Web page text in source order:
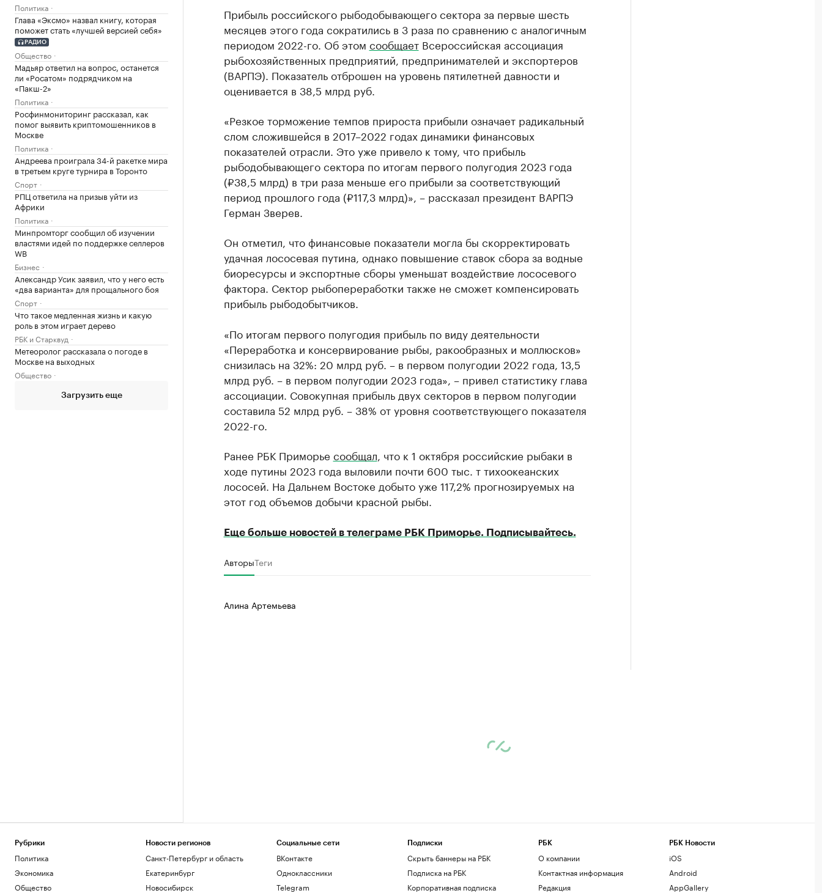
Политика
Глава «Эксмо» назвал книгу, которая
поможет стать «лучшей версией себя»
РАДИО
Общество
Мадьяр ответил на вопрос, останется
ли «Росатом» подрядчиком на
«Пакш-2»
Политика
Росфинмониторинг рассказал, как
помог выявить криптомошенников в
Москве
Политика
Андреева проиграла 34-й ракетке мира
в третьем круге турнира в Торонто
Спорт
РПЦ ответила на призыв уйти из
Африки
Политика
Минпромторг сообщил об изучении
властями идей по поддержке селлеров
WB
Бизнес
Александр Усик заявил, что у него есть
«два варианта» для прощального боя
Спорт
Что такое медленная жизнь и какую
роль в этом играет дерево
РБК и Старквуд
Метеоролог рассказала о погоде в
Москве на выходных
Общество
Загрузить еще
Прибыль российского рыбодобывающего сектора за первые шесть
месяцев этого года сократились в 3 раза по сравнению с аналогичным
периодом 2022-го. Об этом сообщаетВсероссийская ассоциация
рыбохозяйственных предприятий, предпринимателей и экспортеров
(ВАРПЭ). Показатель отброшен на уровень пятилетней давности и
оценивается в 38,5 млрд руб.
«Резкое торможение темпов прироста прибыли означает радикальный
слом сложившейся в 2017–2022 годах динамики финансовых
показателей отрасли. Это уже привело к тому, что прибыль
рыбодобывающего сектора по итогам первого полугодия 2023 года
(₽38,5 млрд) в три раза меньше его прибыли за соответствующий
период прошлого года (₽117,3 млрд)», – рассказал президент ВАРПЭ
Герман Зверев.
Он отметил, что финансовые показатели могла бы скорректировать
удачная лососевая путина, однако повышение ставок сбора за водные
биоресурсы и экспортные сборы уменьшат воздействие лососевого
фактора. Сектор рыбопереработки также не сможет компенсировать
прибыль рыбодобытчиков.
«По итогам первого полугодия прибыль по виду деятельности
«Переработка и консервирование рыбы, ракообразных и моллюсков»
снизилась на 32%: 20 млрд руб. – в первом полугодии 2022 года, 13,5
млрд руб. – в первом полугодии 2023 года», – привел статистику глава
ассоциации. Совокупная прибыль двух секторов в первом полугодии
составила 52 млрд руб. – 38% от уровня соответствующего показателя
2022-го.
Ранее РБК Приморье сообщал , что к 1 октября российские рыбаки в
ходе путины 2023 года выловили почти 600 тыс. т тихоокеанских
лососей. На Дальнем Востоке добыто уже 117,2% прогнозируемых на
этот год объемов добычи красной рыбы.
Еще больше новостей в телеграме РБК Приморье. Подписывайтесь.
АвторыТеги
Алина Артемьева
Рубрики
Политика
Экономика
Общество
Новости регионов
Санкт-Петербург и область
Екатеринбург
Новосибирск
Социальные сети
ВКонтакте
Одноклассники
Telegram
Подписки
Скрыть баннеры на РБК
Подписка на РБК
Корпоративная подписка
РБК
О компании
Контактная информация
Редакция
РБК Новости
iOS
Android
AppGallery